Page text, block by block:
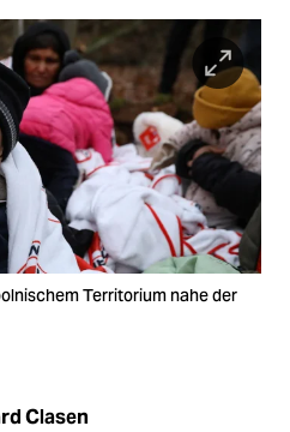
Territorium nahe der
Clasen